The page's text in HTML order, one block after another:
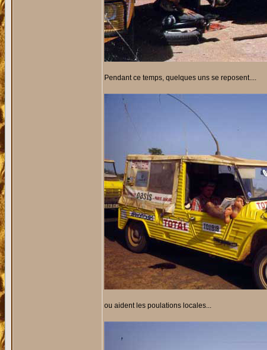
Pendant ce temps, quelques uns se reposent....
ou aident les poulations locales...